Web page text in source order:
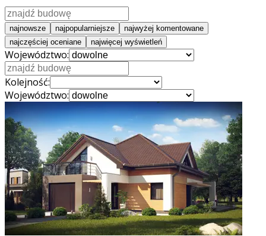
najnowsze najpopularniejsze
najwyżej komentowane
najczęściej oceniane
najwięcej wyświetleń
Województwo:
Kolejność:
Województwo: